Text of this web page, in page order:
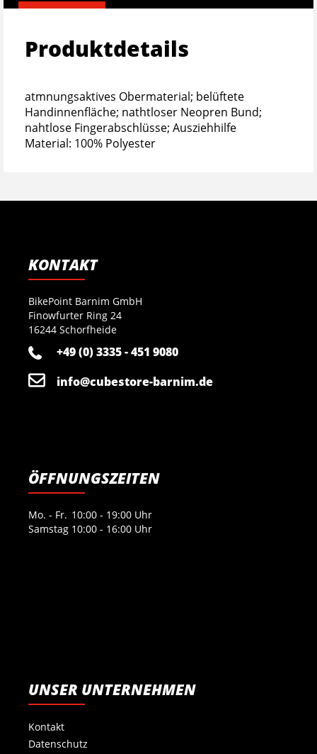
Produktdetails
atmnungsaktives Obermaterial; belüftete
Handinnenfläche; nathtloser Neopren Bund;
nahtlose Fingerabschlüsse; Ausziehhilfe
Material: 100% Polyester
KONTAKT
BikePoint Barnim GmbH
Finowfurter Ring 24
16244 Schorfheide
+49 (0) 3335 - 451 9080
info@cubestore-barnim.de
ÖFFNUNGSZEITEN
Mo. - Fr. 10:00 - 19:00 Uhr
Samstag 10:00 - 16:00 Uhr
UNSER UNTERNEHMEN
Kontakt
Datenschutz